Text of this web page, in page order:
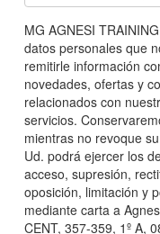
MG AGNESI
datos personales que
remitirle información
novedades, ofertas y
relacionados con
servicios.
mientras no revoque
Ud. podrá ejercer los
acceso, supresión,
oposición, limitación y
mediante carta a
CENT, 357-359, 1º A,